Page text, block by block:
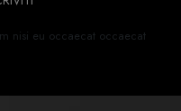
nisi eu occaecat occaecat